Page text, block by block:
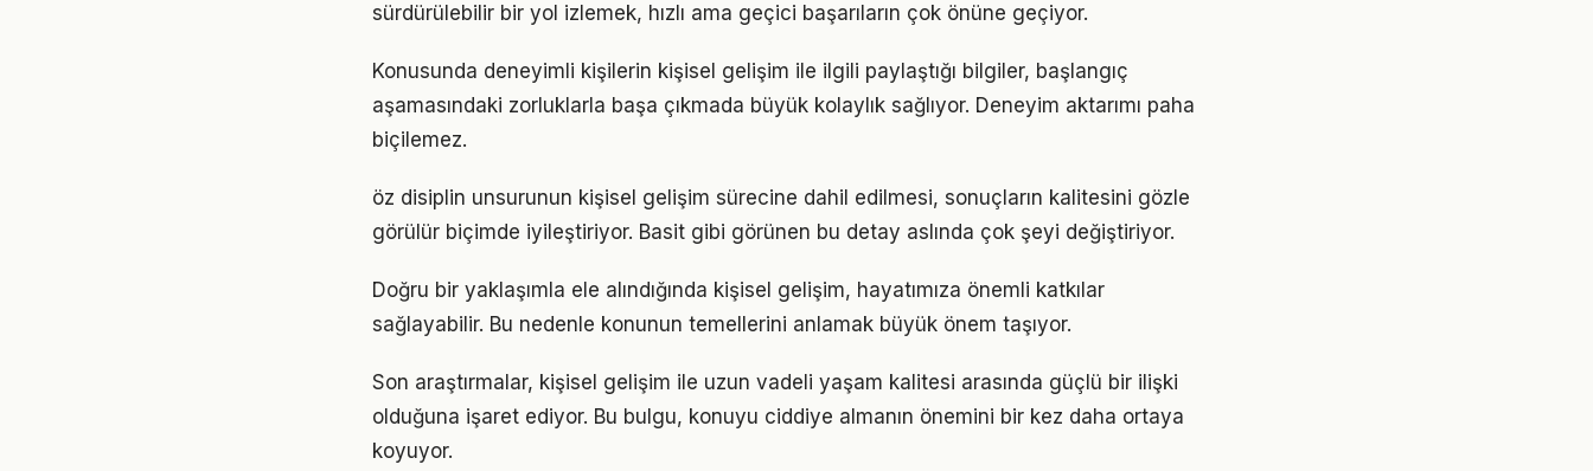
sürdürülebilir bir yol izlemek, hızlı ama geçici başarıların çok önüne geçiyor.
Konusunda deneyimli kişilerin kişisel gelişim ile ilgili paylaştığı bilgiler, başlangıç
aşamasındaki zorluklarla başa çıkmada büyük kolaylık sağlıyor. Deneyim aktarımı paha
biçilemez.
öz disiplin unsurunun kişisel gelişim sürecine dahil edilmesi, sonuçların kalitesini gözle
görülür biçimde iyileştiriyor. Basit gibi görünen bu detay aslında çok şeyi değiştiriyor.
Doğru bir yaklaşımla ele alındığında kişisel gelişim, hayatımıza önemli katkılar
sağlayabilir. Bu nedenle konunun temellerini anlamak büyük önem taşıyor.
Son araştırmalar, kişisel gelişim ile uzun vadeli yaşam kalitesi arasında güçlü bir ilişki
olduğuna işaret ediyor. Bu bulgu, konuyu ciddiye almanın önemini bir kez daha ortaya
koyuyor.